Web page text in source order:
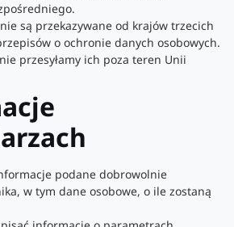
są przekazywane od krajów trzecich
o ochronie danych osobowych.
przesyłamy ich poza teren Unii
podane dobrowolnie
w tym dane osobowe, o ile zostaną